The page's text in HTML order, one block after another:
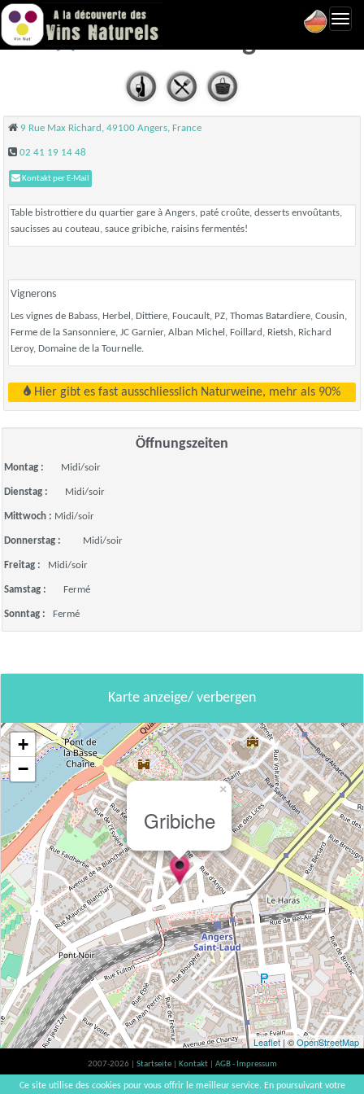
Gribiche - Angers
9 Rue Max Richard, 49100 Angers, France
02 41 19 14 48
Kontakt per E-Mail
Table bistrottiere du quartier gare à Angers, paté croûte, desserts envoûtants,
saucisses au couteau, sauce gribiche, raisins fermentés!
Vignerons
Les vignes de Babass, Herbel, Dittiere, Foucault, PZ, Thomas Batardiere, Cousin,
Ferme de la Sansonniere, JC Garnier, Alban Michel, Foillard, Rietsh, Richard
Leroy, Domaine de la Tournelle.
Hier gibt es fast ausschliesslich Naturweine, mehr als 90%
Öffnungszeiten
Montag : Midi/soir
Dienstag : Midi/soir
Mittwoch : Midi/soir
Donnerstag : Midi/soir
Freitag : Midi/soir
Samstag : Fermé
Sonntag : Fermé
Karte anzeige/ verbergen
Gribiche
×
+
−
Leaflet | ©OpenStreetMap
2007-2026 | Startseite Kontakt
AGB - Impressum
Der Verzehr von Alkohol ist gesundheitsschädlich, Verzehr in Maßen empfohlen |
Ce site utilise des cookies pour vous offrir le meilleur service. En poursuivant votre